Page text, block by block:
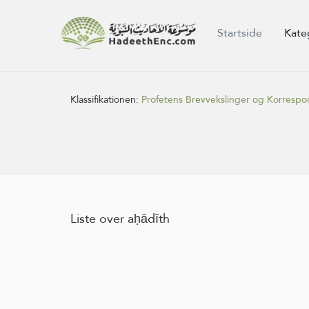
Startside
Klassifikationen: Profetens Brevvekslinger og
Liste over aḥādīth